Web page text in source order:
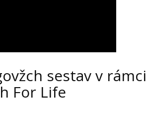
sestav v rámci
For Life